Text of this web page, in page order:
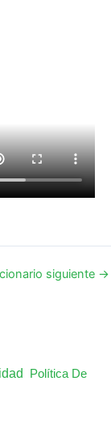
siguiente →
Política De